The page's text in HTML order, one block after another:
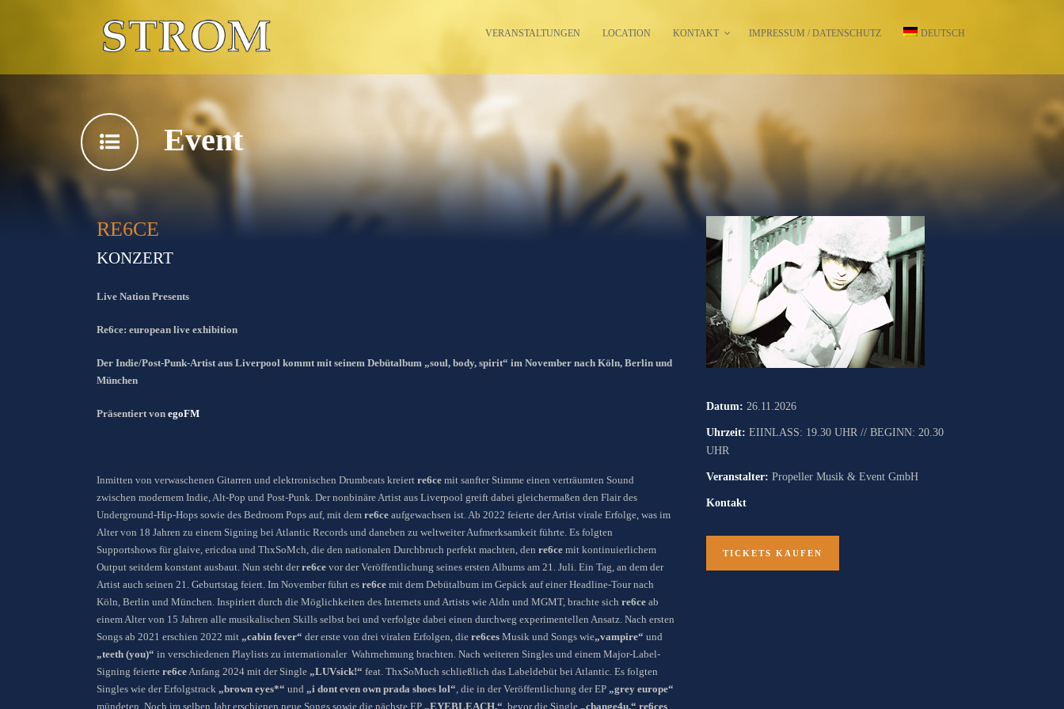
VERANSTALTUNGEN LOCATION KONTAKT IMPRESSUM / DATENSCHUTZ DEUTSCH
Event
Datum: 26.11.2026
Uhrzeit: EIINLASS: 19.30 UHR // BEGINN: 20.30
UHR
Veranstalter: Propeller Musik & Event GmbH
Kontakt
TICKETS KAUFEN
RE6CE
KONZERT
Live Nation Presents
Re6ce: european live exhibition
Der Indie/Post-Punk-Artist aus Liverpool kommt mit seinem Debütalbum „soul, body, spirit“ im November nach Köln, Berlin und
München
Präsentiert von egoFM
Inmitten von verwaschenen Gitarren und elektronischen Drumbeats kreiert re6ce mit sanfter Stimme einen verträumten Sound
zwischen modernem Indie, Alt-Pop und Post-Punk. Der nonbinäre Artist aus Liverpool greift dabei gleichermaßen den Flair des
Underground-Hip-Hops sowie des Bedroom Pops auf, mit dem re6ce aufgewachsen ist. Ab 2022 feierte der Artist virale Erfolge, was im
Alter von 18 Jahren zu einem Signing bei Atlantic Records und daneben zu weltweiter Aufmerksamkeit führte. Es folgten
Supportshows für glaive, ericdoa und ThxSoMch, die den nationalen Durchbruch perfekt machten, den re6ce mit kontinuierlichem
Output seitdem konstant ausbaut. Nun steht derre6ce vor der Veröffentlichung seines ersten Albums am 21. Juli. Ein Tag, an dem der
Artist auch seinen 21. Geburtstag feiert. Im November führt es re6ce mit dem Debütalbum im Gepäck auf einer Headline-Tour nach
Köln, Berlin und München. Inspiriert durch die Möglichkeiten des Internets und Artists wie Aldn und MGMT, brachte sich re6ce ab
einem Alter von 15 Jahren alle musikalischen Skills selbst bei und verfolgte dabei einen durchweg experimentellen Ansatz. Nach ersten
Songs ab 2021 erschien 2022 mit „cabin fever“ der erste von drei viralen Erfolgen, die re6ces Musik und Songs wie„vampire“ und
„teeth (you)“ in verschiedenen Playlists zu internationaler Wahrnehmung brachten. Nach weiteren Singles und einem Major-Label-
Signing feierte re6ceAnfang 2024 mit der Single „LUVsick!“ feat. ThxSoMuch schließlich das Labeldebüt bei Atlantic. Es folgten
Singles wie der Erfolgstrack „brown eyes*“ und „i dont even own prada shoes lol“, die in der Veröffentlichung der EP „grey europe“
mündeten. Noch im selben Jahr erschienen neue Songs sowie die nächste EP „EYEBLEACH.“ , bevor die Single „change4u.“ re6ces